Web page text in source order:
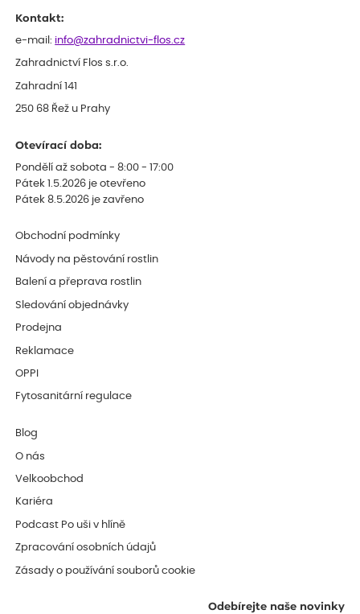
Kontakt:
e-mail: info@zahradnictvi-flos.cz
Zahradnictví Flos s.r.o.
Zahradní 141
250 68 Řež u Prahy
Otevírací doba:
Pondělí až sobota - 8:00 - 17:00
Pátek 1.5.2026 je otevřeno
Pátek 8.5.2026 je zavřeno
Obchodní podmínky
Návody na pěstování rostlin
Balení a přeprava rostlin
Sledování objednávky
Prodejna
Reklamace
OPPI
Fytosanitární regulace
Blog
O nás
Velkoobchod
Kariéra
Podcast Po uši v hlíně
Zpracování osobních údajů
Zásady o používání souborů cookie
Odebírejte naše novinky